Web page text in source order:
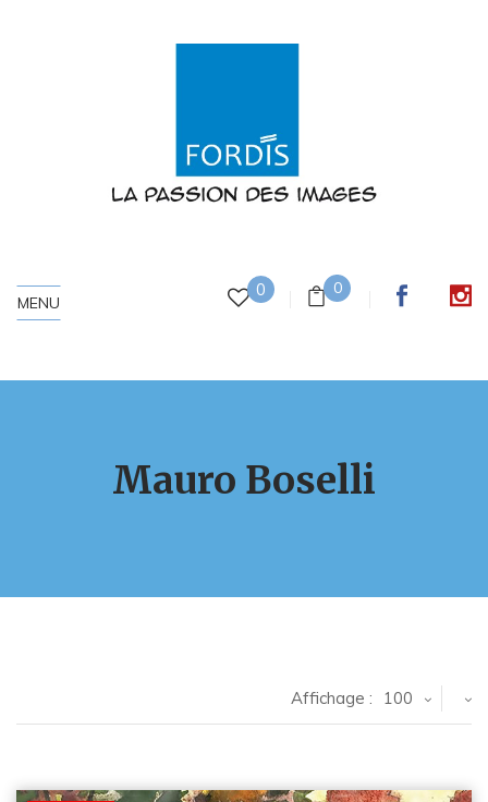
0 0
MENU
Mauro Boselli
Affichage : 100